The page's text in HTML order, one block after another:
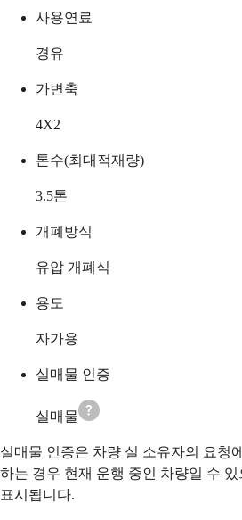
사용연료
경유
가변축
4X2
톤수(최대적재량)
3.5톤
개폐방식
유압 개폐식
용도
자가용
실매물 인증
실매물
실매물 인증은 차량 실 소유자의 요청
하는 경우 현재 운행 중인 차량일 수
표시됩니다.